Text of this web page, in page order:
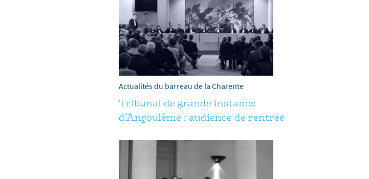
Actualités du barreau de la Charente
Tribunal de grande instance
d’Angoulême : audience de rentrée